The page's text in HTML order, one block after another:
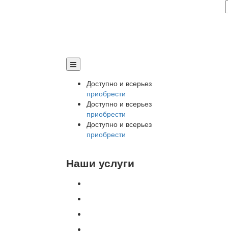
Доступно и всерьез
приобрести
Доступно и всерьез
приобрести
Доступно и всерьез
приобрести
Наши услуги